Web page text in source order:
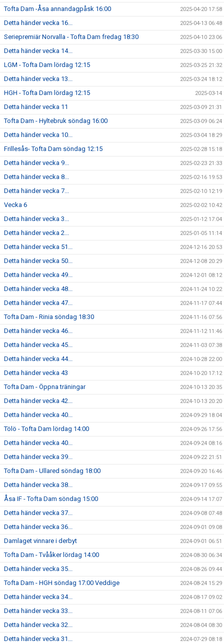
Tofta Dam -Åsa annandagpåsk 16:00 2025-04-20 17:58
Detta händer vecka 16... 2025-04-13 06:48
Seriepremiär Norvalla - Tofta Dam fredag 18:30 2025-04-10 23:06
Detta händer vecka 14... 2025-03-30 15:00
LGM - Tofta Dam lördag 12:15 2025-03-25 21:32
Detta händer vecka 13... 2025-03-24 18:12
HGH - Tofta Dam lördag 12:15 2025-03-14
Detta händer vecka 11 2025-03-09 21:31
Tofta Dam - Hyltebruk söndag 16:00 2025-03-09 06:24
Detta händer vecka 10... 2025-03-04 18:29
Frillesås- Tofta Dam söndag 12:15 2025-02-28 15:18
Detta händer vecka 9... 2025-02-23 21:33
Detta händer vecka 8... 2025-02-16 19:53
Detta händer vecka 7... 2025-02-10 12:19
Vecka 6 2025-02-02 10:42
Detta händer vecka 3... 2025-01-12 17:04
Detta händer vecka 2... 2025-01-05 11:14
Detta händer vecka 51... 2024-12-16 20:53
Detta händer vecka 50... 2024-12-08 20:29
Detta händer vecka 49... 2024-12-01 08:12
Detta händer vecka 48... 2024-11-24 10:22
Detta händer vecka 47... 2024-11-17 07:44
Tofta Dam - Rinia söndag 18:30 2024-11-16 07:56
Detta händer vecka 46... 2024-11-12 11:46
Detta händer vecka 45... 2024-11-03 07:38
Detta händer vecka 44... 2024-10-28 22:00
Detta händer vecka 43 2024-10-20 17:12
Tofta Dam - Öppna träningar 2024-10-13 20:35
Detta händer vecka 42... 2024-10-13 20:20
Detta händer vecka 40... 2024-09-29 18:04
Tölö - Tofta Dam lördag 14:00 2024-09-26 17:56
Detta händer vecka 40... 2024-09-24 08:16
Detta händer vecka 39... 2024-09-22 21:51
Tofta Dam - Ullared söndag 18:00 2024-09-20 16:46
Detta händer vecka 38... 2024-09-17 09:55
Åsa IF - Tofta Dam söndag 15:00 2024-09-14 17:07
Detta händer vecka 37... 2024-09-08 07:48
Detta händer vecka 36... 2024-09-01 09:08
Damlaget vinnare i derbyt 2024-09-01 06:51
Tofta Dam - Tvååker lördag 14:00 2024-08-30 06:34
Detta händer vecka 35... 2024-08-26 09:44
Tofta Dam - HGH söndag 17:00 Veddige 2024-08-24 15:29
Detta händer vecka 34... 2024-08-17 09:02
Detta händer vecka 33... 2024-08-11 07:06
Detta händer vecka 32... 2024-08-04 08:30
Detta händer vecka 31... 2024-07-29 08:18